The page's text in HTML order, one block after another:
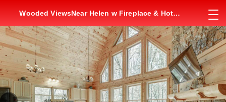
Wooded ViewsNear Helen w Fireplace & Hot